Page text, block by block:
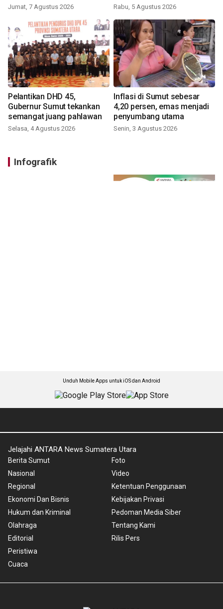
Jumat, 7 Agustus 2026 Rabu, 5 Agustus 2026
Pelantikan DHD 45,
Gubernur Sumut tekankan
semangat juang pahlawan
Selasa, 4 Agustus 2026
Inflasi di Sumut sebesar
4,20 persen, emas menjadi
penyumbang utama
Senin, 3 Agustus 2026
Infografik
Unduh Mobile Apps untuk iOS dan Android
Jelajahi ANTARA News Sumatera Utara
Berita Sumut
Nasional
Regional
Ekonomi Dan Bisnis
Hukum dan Kriminal
Olahraga
Editorial
Peristiwa
Cuaca
Foto
Video
Ketentuan Penggunaan
Kebijakan Privasi
Pedoman Media Siber
Tentang Kami
Rilis Pers